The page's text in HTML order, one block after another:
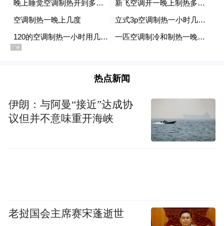
▲理想L8智能焕新版
据悉，此前工信部第406批
热点新闻
伊朗：与阿曼“接近”达成协
议但并不意味重开海峡
老挝国会主席赛宋蓬逝世